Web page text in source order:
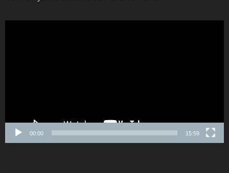
00:00 15:59